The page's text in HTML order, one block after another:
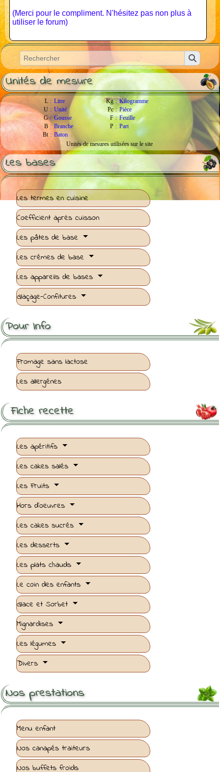
Unités de mesure
L : Litre Kg : Kilogramme
U : Unité Pc : Pièce
G : Gousse F : Feuille
B : Branche P : Part
Bt : Baton
Unités de mesures utilisées sur le site
Les bases
Les termes en cuisine
Coefficient après cuisson
Les pâtes de base
Les crémes de base
Les appareils de bases
Glaçage-Confitures
Pour Info
Fromage sans lactose
Les allergénes

Fiche recette
Les apéritifs
Les cakes salés
Les Fruits
Hors d'oeuvres
Les cakes sucrés
Les desserts
Les plats chauds
Le coin des enfants
Glace et Sorbet
Mignardises
Les légumes
Divers
Nos prestations
Menu enfant
Nos canapés traiteurs
Nos buffets froids
(Merci pour le compliment. N'hésitez pas non plus à
utiliser le forum)